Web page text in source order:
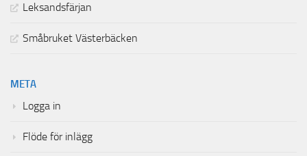
Leksandsfärjan
Småbruket Västerbäcken
META
Logga in
Flöde för inlägg